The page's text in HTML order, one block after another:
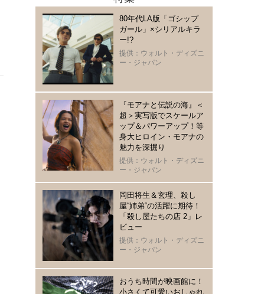
80年代LA版「ゴシップ
ガール」×シリアルキラ
ー!?
提供：ウォルト・ディズニ
ー・ジャパン
『モアナと伝説の海』＜
超＞実写版でスケールア
ップ＆パワーアップ！等
身大ヒロイン・モアナの
魅力を深掘り
提供：ウォルト・ディズニ
ー・ジャパン
岡田将生＆玄理、殺し
屋“姉弟“の活躍に期待！
「殺し屋たちの店 2」レ
ビュー
提供：ウォルト・ディズニ
ー・ジャパン
おうち時間が映画館に！
小さくて可愛いおしゃれ